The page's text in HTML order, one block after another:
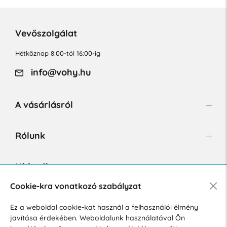
Vevőszolgálat
Hétköznap 8:00-tól 16:00-ig
info@vohy.hu
A vásárlásról
Rólunk
Hírlevél
Hozzájárulok a személyes adatok marketing célú kezeléséhez.
Személyes adatok védelmére vonatkozó szabályzat.
Cookie-kra vonatkozó szabályzat
Ez a weboldal cookie-kat használ a felhasználói élmény
javítása érdekében. Weboldalunk használatával Ön